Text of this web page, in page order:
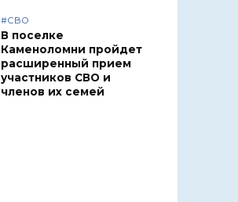
#СВО
В поселке
Каменоломни пройдет
расширенный прием
участников СВО и
членов их семей